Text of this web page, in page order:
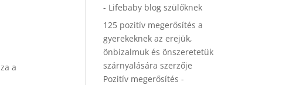
a
- Lifebaby blog szülőknek
125 pozitív megerősítés a
gyerekeknek az erejük,
önbizalmuk és önszeretetük
szárnyalására szerzője
Pozitív megerősítés -